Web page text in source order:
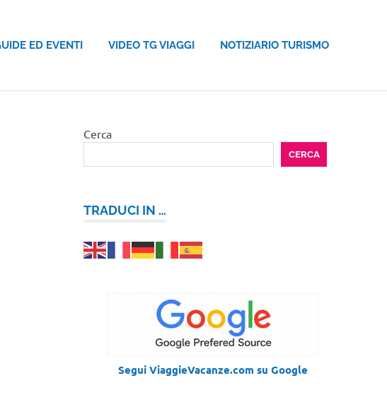
ED EVENTI VIDEO TG VIAGGI NOTIZIARIO TURISMO
Cerca
CERCA
TRADUCI IN …
Segui ViaggieVacanze.com su Google